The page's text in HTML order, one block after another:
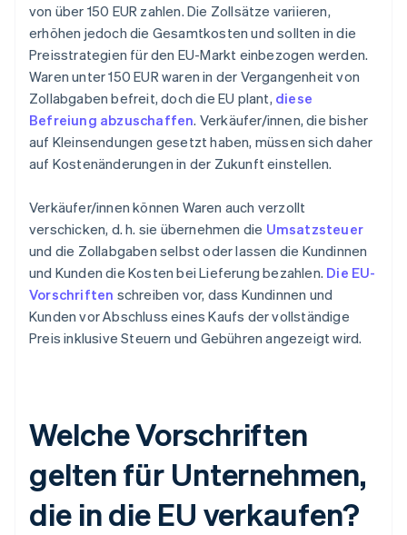
von über 150 EUR zahlen. Die Zollsätze variieren,
erhöhen jedoch die Gesamtkosten und sollten in die
Preisstrategien für den EU-Markt einbezogen werden.
Waren unter 150 EUR waren in der Vergangenheit von
Zollabgaben befreit, doch die EU plant, diese
Befreiung abzuschaffen. Verkäufer/innen, die bisher
auf Kleinsendungen gesetzt haben, müssen sich daher
auf Kostenänderungen in der Zukunft einstellen.
Verkäufer/innen können Waren auch verzollt
verschicken, d. h. sie übernehmen die Umsatzsteuer
und die Zollabgaben selbst oder lassen die Kundinnen
und Kunden die Kosten bei Lieferung bezahlen. Die EU-
Vorschriften schreiben vor, dass Kundinnen und
Kunden vor Abschluss eines Kaufs der vollständige
Preis inklusive Steuern und Gebühren angezeigt wird.
Welche Vorschriften
gelten für Unternehmen,
die in die EU verkaufen?